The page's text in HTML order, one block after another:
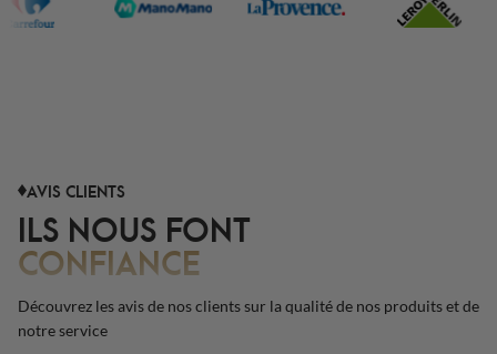
AVIS CLIENTS
ILS NOUS FONT
CONFIANCE
Découvrez les avis de nos clients sur la qualité de nos produits et de
notre service